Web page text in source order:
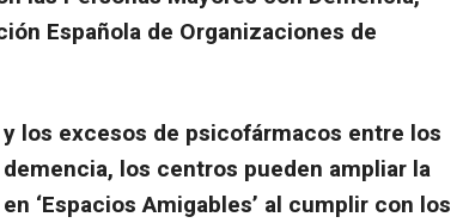
Española de Organizaciones de
los excesos de psicofármacos entre los
los centros pueden ampliar la
‘Espacios Amigables’ al cumplir con los